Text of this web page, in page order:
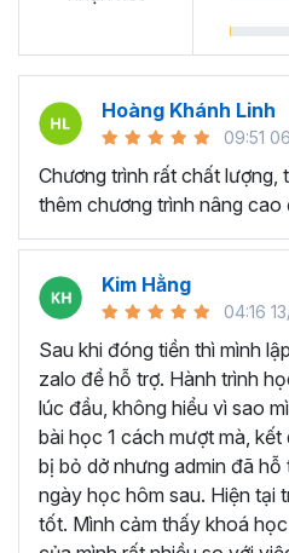
Trong khóa học Power BI
phân tích dữ
Adventure Works Cycles
cầu). Nhiệm vụ của bạn là
số kinh doanh một cách trực
Nếu bạn chưa có kiến thức gì
cả về cách sử dụng các chức
BI Desktop, giải thích rõ ràng
từng bước thực hiện.
Cuối mỗi chương học đều có
thể vận dụng được các kiến
tự như các phần nhỏ của dự
làm việc trong công việc
Sau khóa học
thể?
Hoàng Khánh Linh
09:51
Chương trình rất chất lượng,
thêm chương trình nâng cao
Kim Hằng
04:16
Sau khi đóng tiền thì mình
zalo để hỗ trợ. Hành trình
lúc đầu, không hiểu vì sao
bài học 1 cách mượt mà,
bị bỏ dở nhưng admin đã
ngày học hôm sau. Hiện tại
tốt. Mình cảm thấy khoá